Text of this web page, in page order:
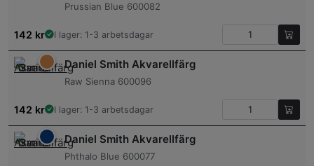
Prussian Blue 600082
142 kr I lager: 1-3 arbetsdagar
Daniel Smith Akvarellfärg
Raw Sienna 600096
142 kr I lager: 1-3 arbetsdagar
Daniel Smith Akvarellfärg
Phthalo Blue 600077